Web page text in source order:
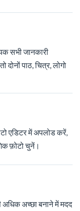
सभी जानकारी
पाठ, चित्र, लोगो
एडिटर में अपलोड करें,
फ़ोटो चुनें।
अच्छा बनाने में मदद